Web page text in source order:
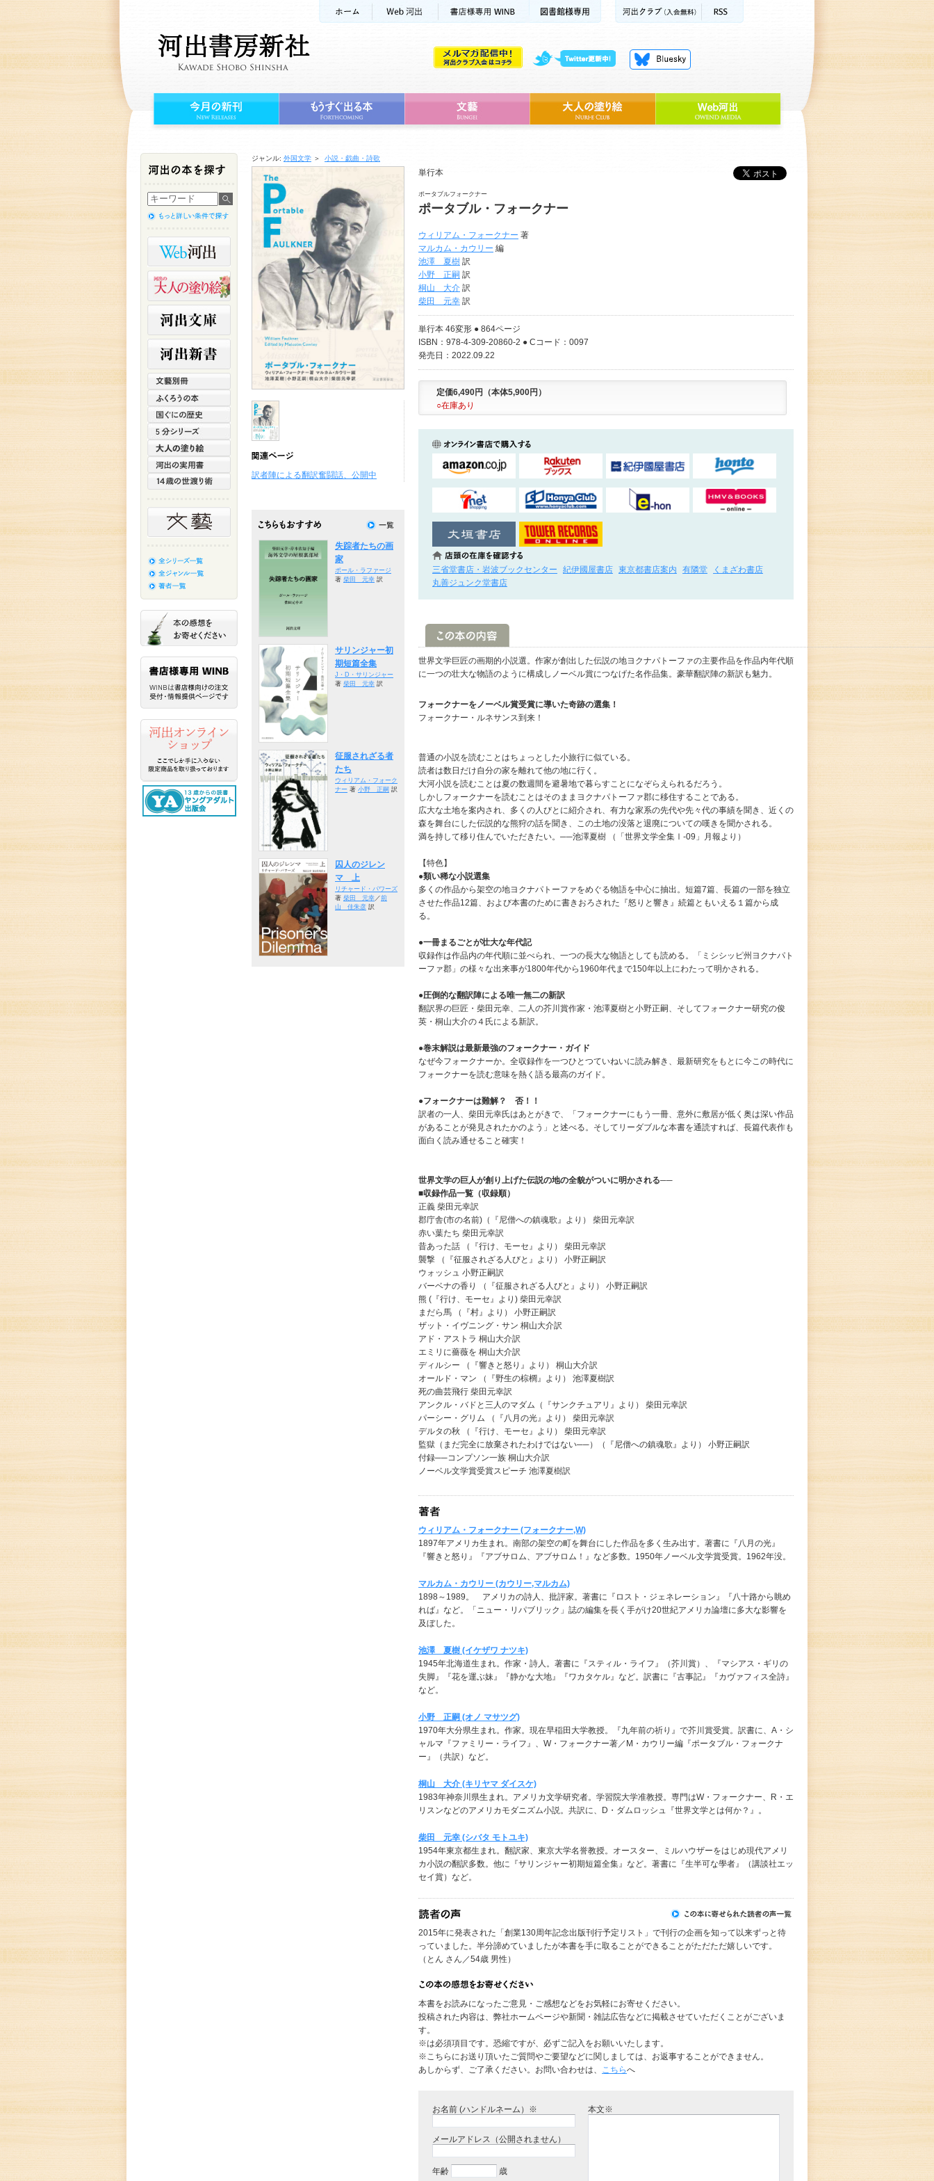
ジャンル: 外国文学 ＞ 小説・戯曲・詩歌
単行本
ポータブルフォークナー
ポータブル・フォークナー
ウィリアム・フォークナー 著
マルカム・カウリー 編
池澤 夏樹 訳
小野 正嗣 訳
桐山 大介 訳
柴田 元幸 訳
単行本 46変形 ● 864ページ
ISBN：978-4-309-20860-2 ● Cコード：0097
発売日：2022.09.22
定価6,490円（本体5,900円）
○在庫あり
三省堂書店・岩波ブックセンター 紀伊國屋書店 東京都書店案内 有隣堂
くまざわ書店
丸善ジュンク堂書店
世界文学巨匠の画期的小説選。作家が創出した伝説の地ヨクナパトーファの主要作品を作品内年代順
に一つの壮大な物語のように構成しノーベル賞につなげた名作品集。豪華翻訳陣の新訳も魅力。
フォークナーをノーベル賞受賞に導いた奇跡の選集！
フォークナー・ルネサンス到来！
普通の小説を読むことはちょっとした小旅行に似ている。
読者は数日だけ自分の家を離れて他の地に行く。
大河小説を読むことは夏の数週間を避暑地で暮らすことになぞらえられるだろう。
しかしフォークナーを読むことはそのままヨクナパトーファ郡に移住することである。
広大な土地を案内され、多くの人びとに紹介され、有力な家系の先代や先々代の事績を聞き、近くの
森を舞台にした伝説的な熊狩の話を聞き、この土地の没落と退廃についての嘆きを聞かされる。
満を持して移り住んでいただきたい。──池澤夏樹 （「世界文学全集Ⅰ-09」月報より）
【特色】
●類い稀な小説選集
多くの作品から架空の地ヨクナパトーファをめぐる物語を中心に抽出。短篇7篇、長篇の一部を独立
させた作品12篇、および本書のために書きおろされた『怒りと響き』続篇ともいえる１篇から成
る。
●一冊まるごとが壮大な年代記
収録作は作品内の年代順に並べられ、一つの長大な物語としても読める。「ミシシッピ州ヨクナパト
ーファ郡」の様々な出来事が1800年代から1960年代まで150年以上にわたって明かされる。
●圧倒的な翻訳陣による唯一無二の新訳
翻訳界の巨匠・柴田元幸、二人の芥川賞作家・池澤夏樹と小野正嗣、そしてフォークナー研究の俊
英・桐山大介の４氏による新訳。
●巻末解説は最新最強のフォークナー・ガイド
なぜ今フォークナーか。全収録作を一つひとつていねいに読み解き、最新研究をもとに今この時代に
フォークナーを読む意味を熱く語る最高のガイド。
●フォークナーは難解？ 否！！
訳者の一人、柴田元幸氏はあとがきで、「フォークナーにもう一冊、意外に敷居が低く奥は深い作品
があることが発見されたかのよう」と述べる。そしてリーダブルな本書を通読すれば、長篇代表作も
面白く読み通せること確実！
世界文学の巨人が創り上げた伝説の地の全貌がついに明かされる──
■収録作品一覧（収録順）
正義 柴田元幸訳
郡庁舎(市の名前)（『尼僧への鎮魂歌』より） 柴田元幸訳
赤い葉たち 柴田元幸訳
昔あった話 （『行け、モーセ』より） 柴田元幸訳
襲撃 （『征服されざる人びと』より） 小野正嗣訳
ウォッシュ 小野正嗣訳
バーベナの香り （『征服されざる人びと』より） 小野正嗣訳
熊 (『行け、モーセ』より) 柴田元幸訳
まだら馬 （『村』より） 小野正嗣訳
ザット・イヴニング・サン 桐山大介訳
アド・アストラ 桐山大介訳
エミリに薔薇を 桐山大介訳
ディルシー （『響きと怒り』より） 桐山大介訳
オールド・マン （『野生の棕櫚』より） 池澤夏樹訳
死の曲芸飛行 柴田元幸訳
アンクル・バドと三人のマダム（『サンクチュアリ』より） 柴田元幸訳
パーシー・グリム （『八月の光』より） 柴田元幸訳
デルタの秋 （『行け、モーセ』より） 柴田元幸訳
監獄（まだ完全に放棄されたわけではない──）（『尼僧への鎮魂歌』より） 小野正嗣訳
付録──コンプソン一族 桐山大介訳
ノーベル文学賞受賞スピーチ 池澤夏樹訳
ウィリアム・フォークナー (フォークナー,W)
1897年アメリカ生まれ。南部の架空の町を舞台にした作品を多く生み出す。著書に『八月の光』
『響きと怒り』『アブサロム、アブサロム！』など多数。1950年ノーベル文学賞受賞。1962年没。
マルカム・カウリー (カウリー,マルカム)
1898～1989。 アメリカの詩人、批評家。著書に『ロスト・ジェネレーション』『八十路から眺め
れば』など。「ニュー・リパブリック」誌の編集を長く手がけ20世紀アメリカ論壇に多大な影響を
及ぼした。
池澤 夏樹 (イケザワ ナツキ)
1945年北海道生まれ。作家・詩人。著書に『スティル・ライフ』（芥川賞）、『マシアス・ギリの
失脚』『花を運ぶ妹』『静かな大地』『ワカタケル』など。訳書に『古事記』『カヴァフィス全詩』
など。
小野 正嗣 (オノ マサツグ)
1970年大分県生まれ。作家。現在早稲田大学教授。『九年前の祈り』で芥川賞受賞。訳書に、A・シ
ャルマ『ファミリー・ライフ』、W・フォークナー著／M・カウリー編『ポータブル・フォークナ
ー』（共訳）など。
桐山 大介 (キリヤマ ダイスケ)
1983年神奈川県生まれ。アメリカ文学研究者。学習院大学准教授。専門はW・フォークナー、R・エ
リスンなどのアメリカモダニズム小説。共訳に、D・ダムロッシュ『世界文学とは何か？』。
柴田 元幸 (シバタ モトユキ)
1954年東京都生まれ。翻訳家、東京大学名誉教授。オースター、ミルハウザーをはじめ現代アメリ
カ小説の翻訳多数。他に『サリンジャー初期短篇全集』など。著書に『生半可な學者』（講談社エッ
セイ賞）など。
2015年に発表された「創業130周年記念出版刊行予定リスト」で刊行の企画を知って以来ずっと待
っていました。半分諦めていましたが本書を手に取ることができることがただただ嬉しいです。
（とん さん／54歳 男性）
本書をお読みになったご意見・ご感想などをお気軽にお寄せください。
投稿された内容は、弊社ホームページや新聞・雑誌広告などに掲載させていただくことがございま
す。
※は必須項目です。恐縮ですが、必ずご記入をお願いいたします。
※こちらにお送り頂いたご質問やご要望などに関しましては、お返事することができません。
あしからず、ご了承ください。お問い合わせは、 こちらへ
お名前 (ハンドルネーム）※
メールアドレス（公開されません）
年齢 歳
本文※
訳者陣による翻訳奮闘話、公開中
失踪者たちの画
家
ポール・ラファージ
著 柴田 元幸 訳
サリンジャー初
期短篇全集
J・D・サリンジャー
著 柴田 元幸 訳
征服されざる者
たち
ウィリアム・フォーク
ナー 著 小野 正嗣 訳
囚人のジレン
マ 上
リチャード・パワーズ
著 柴田 元幸／前
山 佳朱彦 訳